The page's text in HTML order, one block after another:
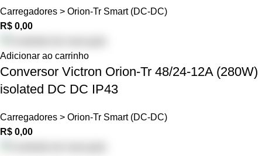
Carregadores > Orion-Tr Smart (DC-DC)
R$ 0,00
Adicionar ao carrinho
Conversor Victron Orion-Tr 48/24-12A (280W)
isolated DC DC IP43
Carregadores > Orion-Tr Smart (DC-DC)
R$ 0,00